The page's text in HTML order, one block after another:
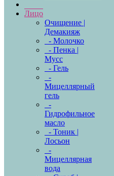
Лицо
Очищение |
Демакияж
- Молочко
- Пенка |
Мусс
- Гель
-
Мицеллярный
гель
-
Гидрофильное
масло
- Тоник |
Лосьон
-
Мицеллярная
вода